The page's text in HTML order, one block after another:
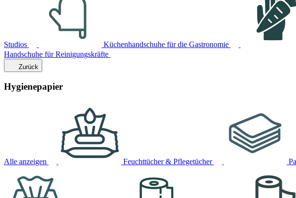
Studios Küchenhandschuhe für die Gastronomie
Handschuhe für Reinigungskräfte
Zurück
Hygienepapier
Alle anzeigen Feuchttücher & Pflegetücher